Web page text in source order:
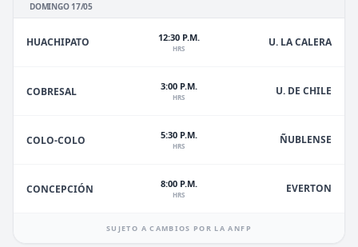
DOMINGO 17/05
HUACHIPATO 12:30 P.M.
HRS U. LA CALERA
COBRESAL 3:00 P.M.
HRS U. DE CHILE
COLO-COLO 5:30 P.M.
HRS ÑUBLENSE
CONCEPCIÓN 8:00 P.M.
HRS EVERTON
SUJETO A CAMBIOS POR LA ANFP